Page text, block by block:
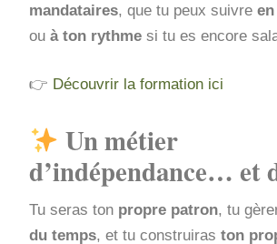
mandataires, que tu peux suivre
ouà ton rythme si tu es encore
👉 Découvrir la formation ici
Un métier
d’indépendance… et
Tu seras ton propre patron, tu
du temps, et tu construiraston